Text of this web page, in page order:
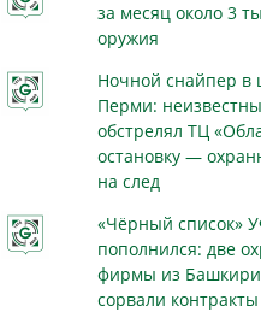
за месяц около 3
оружия
Ночной снайпер в
Перми:
обстрелял ТЦ
остановку —
на след
«Чёрный список»
пополнился: две
фирмы из
сорвали